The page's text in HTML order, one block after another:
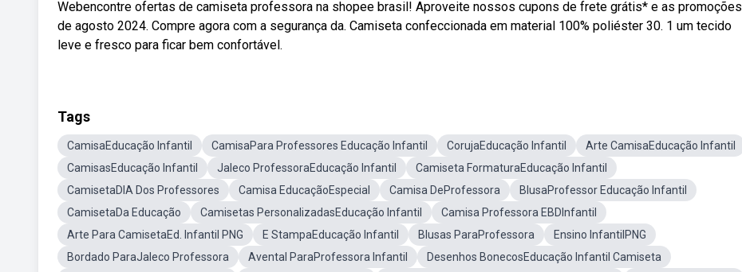
Webencontre ofertas de camiseta professora na shopee brasil! Aproveite nossos cupons de frete grátis* e as promoções
de agosto 2024. Compre agora com a segurança da. Camiseta confeccionada em material 100% poliéster 30. 1 um tecido
leve e fresco para ficar bem confortável.
Tags
CamisaEducação Infantil CamisaPara Professores Educação Infantil CorujaEducação Infantil
Arte CamisaEducação Infantil
CamisasEducação Infantil
Jaleco ProfessoraEducação Infantil
Camiseta FormaturaEducação Infantil
CamisetaDIA Dos Professores
Camisa EducaçãoEspecial Camisa DeProfessora
BlusaProfessor Educação Infantil
CamisetaDa Educação
Camisetas PersonalizadasEducação Infantil
Camisa Professora EBDInfantil
Arte Para CamisetaEd. Infantil PNG
E StampaEducação Infantil Blusas ParaProfessora
Ensino InfantilPNG
Bordado ParaJaleco Professora
Avental ParaProfessora Infantil
Desenhos BonecosEducação Infantil Camiseta